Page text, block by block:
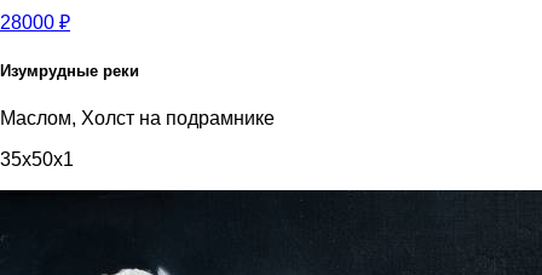
28000 ₽
Изумрудные реки
Маслом, Холст на подрамнике
35x50x1